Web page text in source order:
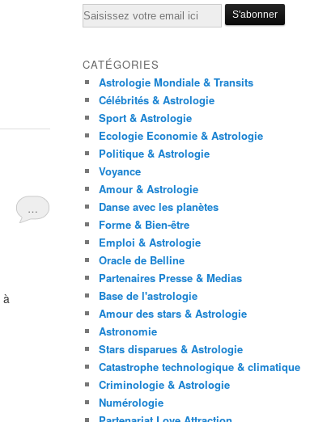
…
à
Email
CATÉGORIES
Astrologie Mondiale & Transits
Célébrités & Astrologie
Sport & Astrologie
Ecologie Economie & Astrologie
Politique & Astrologie
Voyance
Amour & Astrologie
Danse avec les planètes
Forme & Bien-être
Emploi & Astrologie
Oracle de Belline
Partenaires Presse & Medias
Base de l'astrologie
Amour des stars & Astrologie
Astronomie
Stars disparues & Astrologie
Catastrophe technologique & climatique
Criminologie & Astrologie
Numérologie